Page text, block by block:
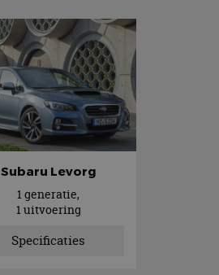
Subaru Levorg
1 generatie,
1 uitvoering
Specificaties